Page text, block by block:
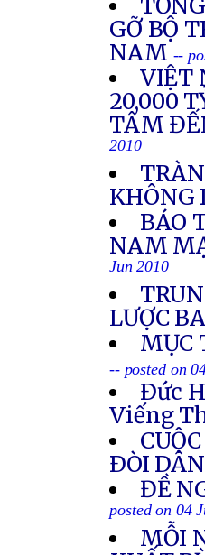
GỠ BỘ
NAM --
VIỆT
20,000
TÂM
2010
KHÔNG
BÁO
NAM
Jun 2010
LƯỢC
MỤC
-- posted on
Ðức
Viếng
ÐÒI
ĐỀ
posted on 04
MỖI